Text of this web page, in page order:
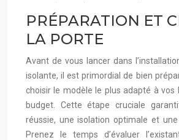
PRÉPARATION ET
LA PORTE
Avant de vous lancer dans
isolante, il est primordial de bien
choisir le modèle le plus adapté à vos
budget. Cette étape cruciale
réussie, une isolation optimale et une
Prenez le temps d’évaluer